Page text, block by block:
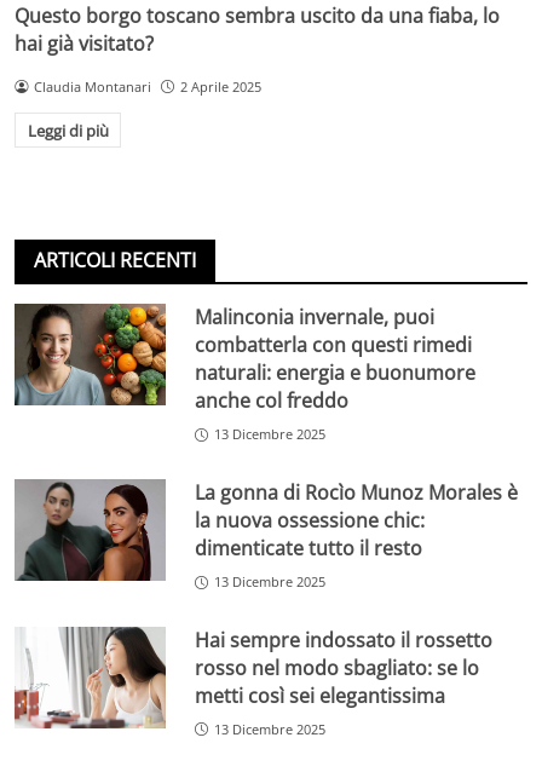
Questo borgo toscano sembra uscito da una fiaba, lo
hai già visitato?
Claudia Montanari 2 Aprile 2025
Leggi di più
ARTICOLI RECENTI
Malinconia invernale, puoi
combatterla con questi rimedi
naturali: energia e buonumore
anche col freddo
13 Dicembre 2025
La gonna di Rocìo Munoz Morales è
la nuova ossessione chic:
dimenticate tutto il resto
13 Dicembre 2025
Hai sempre indossato il rossetto
rosso nel modo sbagliato: se lo
metti così sei elegantissima
13 Dicembre 2025